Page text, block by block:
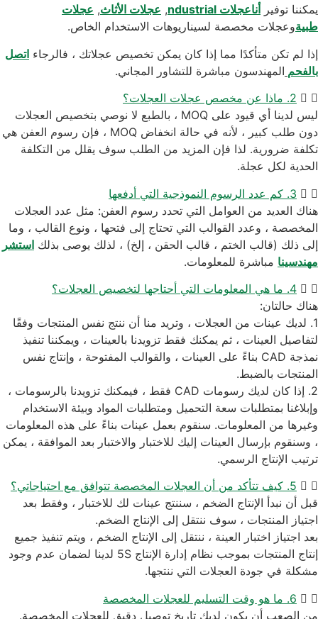
يمكننا توفير أناعجلات ndustrial , عجلات الأثاث, عجلات
طبيةوعجلات مخصصة لسيناريوهات الاستخدام الخاص.
إذا لم تكن متأكدًا مما إذا كان يمكن تخصيص عجلاتك ، فالرجاء اتصل
بالفحم المهندسون مباشرة للتشاور المجاني.
2. ماذا عن مخصص عجلات العجلات؟
ليس لدينا أي قيود على MOQ ، بالطبع لا نوصي بتخصيص العجلات
دون طلب كبير ، لأنه في حالة انخفاض MOQ ، فإن رسوم العفن هي
تكلفة ضرورية. لذا فإن المزيد من الطلب سوف يقلل من التكلفة
الحدية لكل عجلة.
3. كم عدد الرسوم النموذجية التي أدفعها
هناك العديد من العوامل التي تحدد رسوم العفن: مثل عدد العجلات
المخصصة ، وعدد القوالب التي تحتاج إلى فتحها ، ونوع القالب ، وما
إلى ذلك (قالب الختم ، قالب الحقن ، إلخ) ، لذلك يوصى بذلك استشر
مهندسينا مباشرة للمعلومات.
4. ما هي المعلومات التي أحتاجها لتخصيص العجلات؟
هناك حالتان:
1. لديك عينات من العجلات ، وتريد منا أن ننتج نفس المنتجات وفقًا
لتفاصيل العينات ، ثم يمكنك فقط تزويدنا بالعينات ، ويمكننا تنفيذ
نمذجة CAD بناءً على العينات ، والقوالب المفتوحة ، وإنتاج نفس
المنتجات بالضبط.
2. إذا كان لديك رسومات CAD فقط ، فيمكنك تزويدنا بالرسومات ،
وإبلاغنا بمتطلبات سعة التحميل ومتطلبات المواد وبيئة الاستخدام
وغيرها من المعلومات. سنقوم بعمل عينات بناءً على هذه المعلومات
، وسنقوم بإرسال العينات إليك للاختبار والاختبار بعد الموافقة ، يمكن
ترتيب الإنتاج الرسمي.
5. كيف تتأكد من أن العجلات المخصصة تتوافق مع احتياجاتي؟
قبل أن نبدأ الإنتاج الضخم ، سننتج عينات لك للاختبار ، وفقط بعد
اجتياز المنتجات ، سوف ننتقل إلى الإنتاج الضخم.
بعد اجتياز اختبار العينة ، ننتقل إلى الإنتاج الضخم ، ويتم تنفيذ جميع
إنتاج المنتجات بموجب نظام إدارة الإنتاج 5S لدينا لضمان عدم وجود
مشكلة في جودة العجلات التي ننتجها.
6. ما هو وقت التسليم للعجلات المخصصة
من الصعب أن يكون لديك تاريخ توصيل دقيق للعجلات المخصصة.